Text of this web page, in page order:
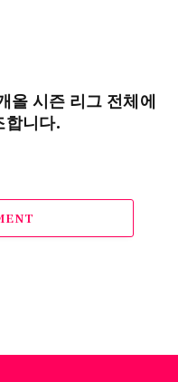
올 시즌 리그 전체에
합니다.